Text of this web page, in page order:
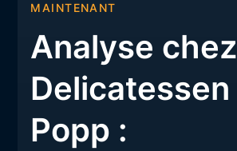
MAINTENANT
Analyse chez
Delicatessen
Popp :